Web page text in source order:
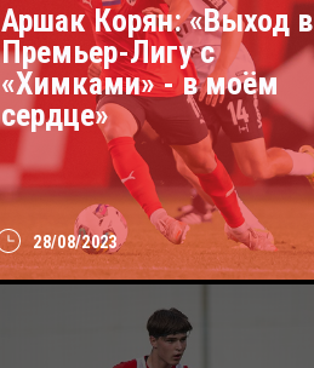
28/08/2023
Аршак Корян: «Выход в
Премьер-Лигу с
«Химками» - в моём
сердце»